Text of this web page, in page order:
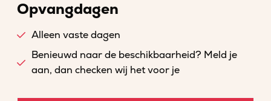
Opvangdagen
Alleen vaste dagen
Benieuwd naar de beschikbaarheid? Meld je
aan, dan checken wij het voor je